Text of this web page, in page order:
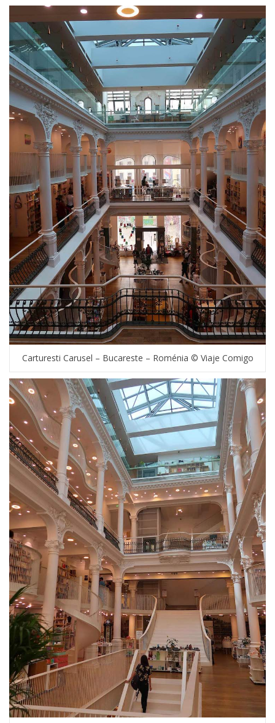
Carturesti Carusel – Bucareste – Roménia © Viaje Comigo